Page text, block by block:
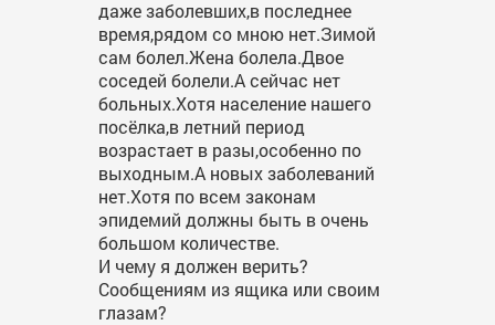
даже заболевших,в последнее
время,рядом со мною нет.Зимой
сам болел.Жена болела.Двое
соседей болели.А сейчас нет
больных.Хотя население нашего
посёлка,в летний период
возрастает в разы,особенно по
выходным.А новых заболеваний
нет.Хотя по всем законам
эпидемий должны быть в очень
большом количестве.
И чему я должен верить?
Сообщениям из ящика или своим
глазам?